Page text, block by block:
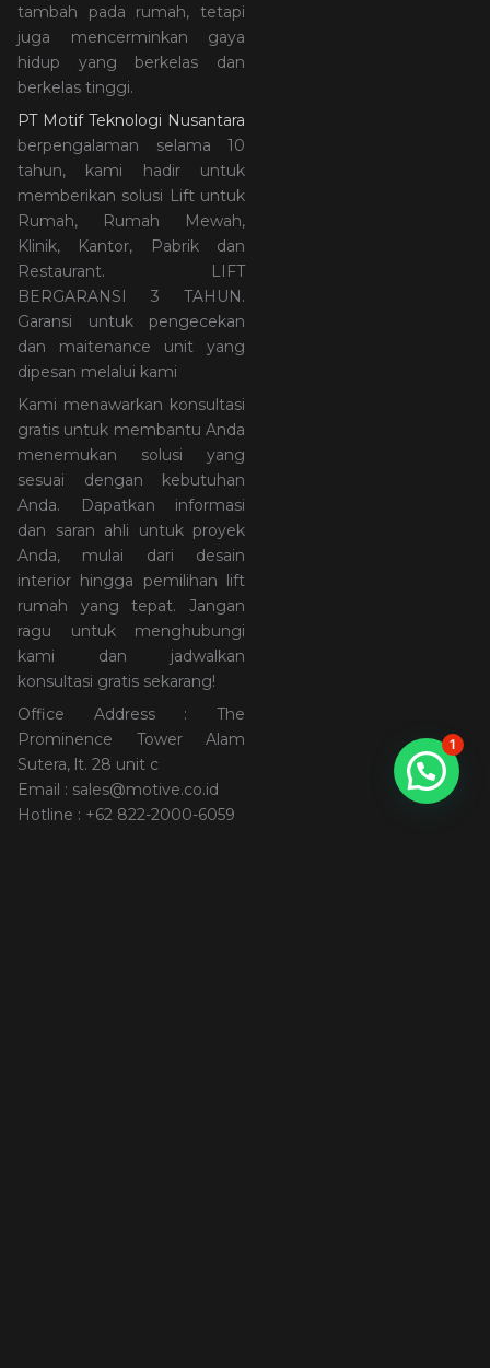
tambah pada rumah, tetapi
juga mencerminkan gaya
hidup yang berkelas dan
berkelas tinggi.
PT Motif Teknologi Nusantara
berpengalaman selama 10
tahun, kami hadir untuk
memberikan solusi Lift untuk
Rumah, Rumah Mewah,
Klinik, Kantor, Pabrik dan
Restaurant. LIFT
BERGARANSI 3 TAHUN.
Garansi untuk pengecekan
dan maitenance unit yang
dipesan melalui kami
Kami menawarkan konsultasi
gratis untuk membantu Anda
menemukan solusi yang
sesuai dengan kebutuhan
Anda. Dapatkan informasi
dan saran ahli untuk proyek
Anda, mulai dari desain
interior hingga pemilihan lift
rumah yang tepat. Jangan
ragu untuk menghubungi
kami dan jadwalkan
konsultasi gratis sekarang!
Office Address : The
Prominence Tower Alam
Sutera, lt. 28 unit c
Email : sales@motive.co.id
Hotline : +62 822-2000-6059
1